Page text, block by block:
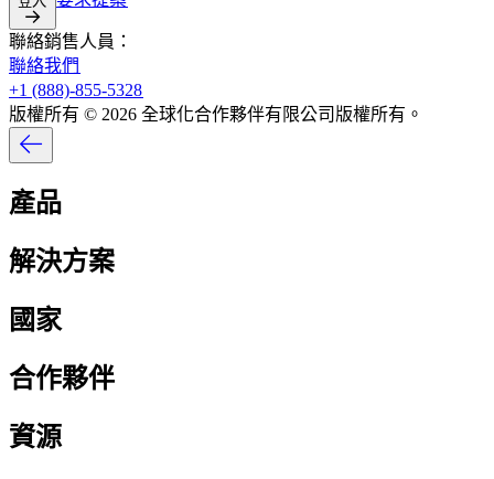
聯絡銷售人員：​​
聯絡我們​​
+1 (888)-855-5328​​
版權所有 © 2026 全球化合作夥伴有限公司版權所有。​​
產品​​
解決方案​​
國家​​
合作夥伴​​
資源​​